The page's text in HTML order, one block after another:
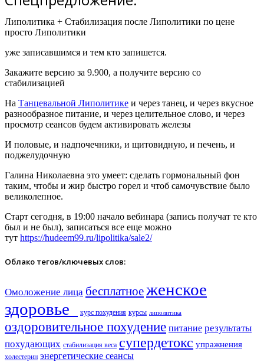
Липолитика + Стабилизация после Липолитики по цене
просто Липолитики
уже записавшимся и тем кто запишется.
Закажите версию за 9.900, а получите версию со
стабилизацией
На Танцевальной Липолитике и через танец, и через вкусное
разнообразное питание, и через целительное слово, и через
просмотр сеансов будем активировать железы
И половые, и надпочечники, и щитовидную, и печень, и
поджелудочную
Галина Николаевна это умеет: сделать гормональный фон
таким, чтобы и жир быстро горел и чтоб самочувствие было
великолепное.
Старт сегодня, в 19:00 начало вебинара (запись получат те кто
был и не был), записаться все еще можно
тут https://hudeem99.ru/lipolitika/sale2/
Облако тегов/ключевых слов:
Омоложение лица бесплатноеженское
здоровье​
курс похудения курсы липолитика
оздоровительное похудение питание результаты
похудающих стабилизация веса супердетокс упражнения
холестерин энергетические сеансы